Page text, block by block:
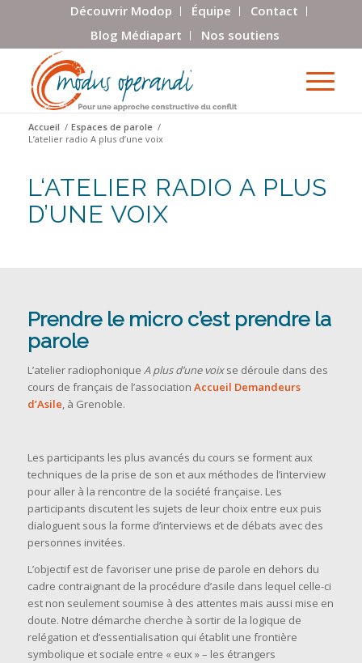
Découvrir Modop Équipe
Contact
Blog Médiapart
Nos soutiens
Accueil / Espaces de parole /
L’atelier radio A plus d’une voix
L‘ATELIER RADIO A PLUS
D’UNE VOIX
Prendre le micro c’est prendre la
parole
L’atelier radiophonique A plus d’une voixse déroule dans des
cours de français de l’association Accueil Demandeurs
d’Asile, à Grenoble.
Les participants les plus avancés du cours se forment aux
techniques de la prise de son et aux méthodes de l’interview
pour aller à la rencontre de la société française. Les
participants discutent les sujets de leur choix entre eux puis
dialoguent sous la forme d’interviews et de débats avec des
personnes invitées.
L’objectif est de favoriser une prise de parole en dehors du
cadre contraignant de la procédure d’asile dans lequel celle-ci
est non seulement soumise à des attentes mais aussi mise en
doute. Notre démarche cherche à sortir de la logique de
relégation et d’essentialisation qui établit une frontière
symbolique et sociale entre « eux » – les étrangers